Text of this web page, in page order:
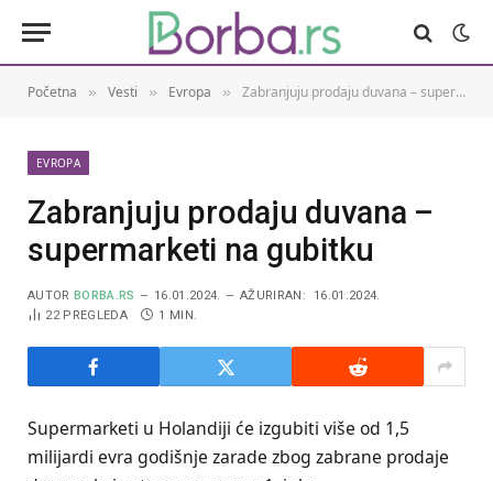
Početna » Vesti » Evropa » Zabranjuju prodaju duvana – supermarketi na gubitku
EVROPA
Zabranjuju prodaju duvana –
supermarketi na gubitku
AUTOR BORBA.RS 16.01.2024. AŽURIRAN:
16.01.2024.
22 PREGLEDA 1 MIN.
Supermarketi u Holandiji će izgubiti više od 1,5
milijardi evra godišnje zarade zbog zabrane prodaje